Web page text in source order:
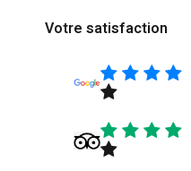
Votre satisfaction